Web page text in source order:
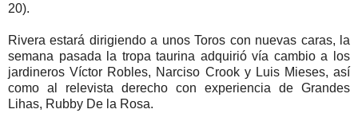
20).
Rivera estará dirigiendo a unos Toros con nuevas caras, la
semana pasada la tropa taurina adquirió vía cambio a los
jardineros Víctor Robles, Narciso Crook y Luis Mieses, así
como al relevista derecho con experiencia de Grandes
Lihas, Rubby De la Rosa.